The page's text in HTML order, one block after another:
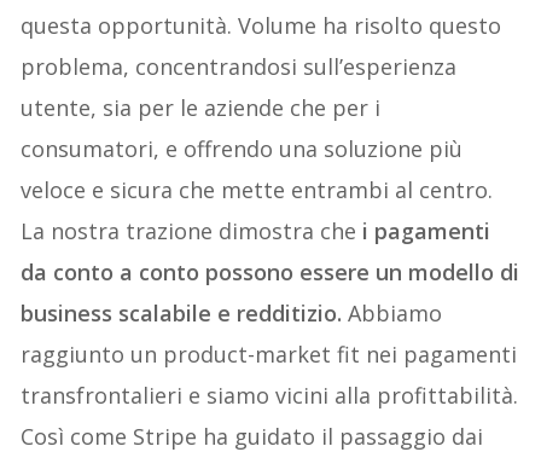
questa opportunità. Volume ha risolto questo
problema, concentrandosi sull’esperienza
utente, sia per le aziende che per i
consumatori, e offrendo una soluzione più
veloce e sicura che mette entrambi al centro.
La nostra trazione dimostra che i pagamenti
da conto a conto possono essere un modello di
business scalabile e redditizio. Abbiamo
raggiunto un product-market fit nei pagamenti
transfrontalieri e siamo vicini alla profittabilità.
Così come Stripe ha guidato il passaggio dai